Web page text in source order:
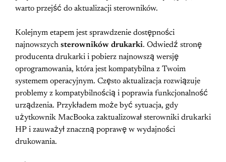
warto przejść do aktualizacji sterowników.
Kolejnym etapem jest sprawdzenie dostępności
najnowszych sterowników drukarki. Odwiedź stronę
producenta drukarki i pobierz najnowszą wersję
oprogramowania, która jest kompatybilna z Twoim
systemem operacyjnym. Często aktualizacja rozwiązuje
problemy z kompatybilnością i poprawia funkcjonalność
urządzenia. Przykładem może być sytuacja, gdy
użytkownik MacBooka zaktualizował sterowniki drukarki
HP i zauważył znaczną poprawę w wydajności
drukowania.